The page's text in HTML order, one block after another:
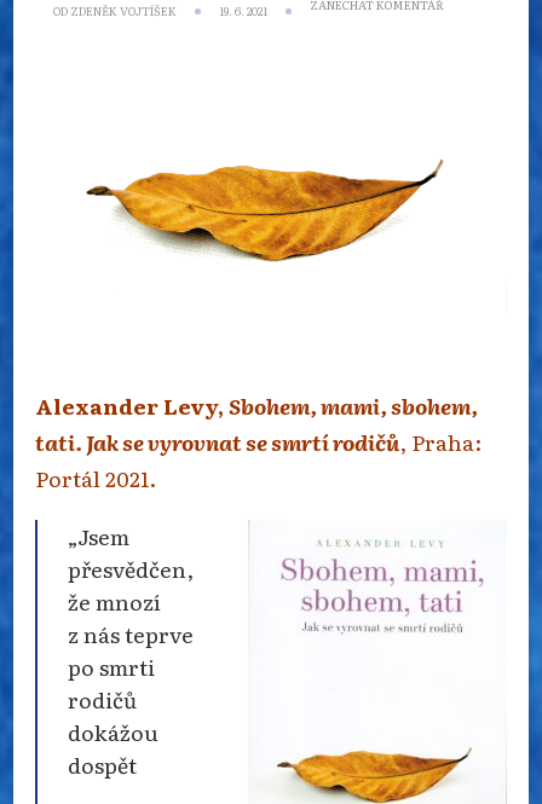
OD ZDENĚK VOJTÍŠEK 19. 6. 2021 ZANECHAT KOMENTÁŘ
Alexander Levy,Sbohem, mami, sbohem,
tati. Jak se vyrovnat se smrtí rodičů, Praha:
Portál 2021.
„Jsem
přesvědčen,
že mnozí
z nás teprve
po smrti
rodičů
dokážou
dospět